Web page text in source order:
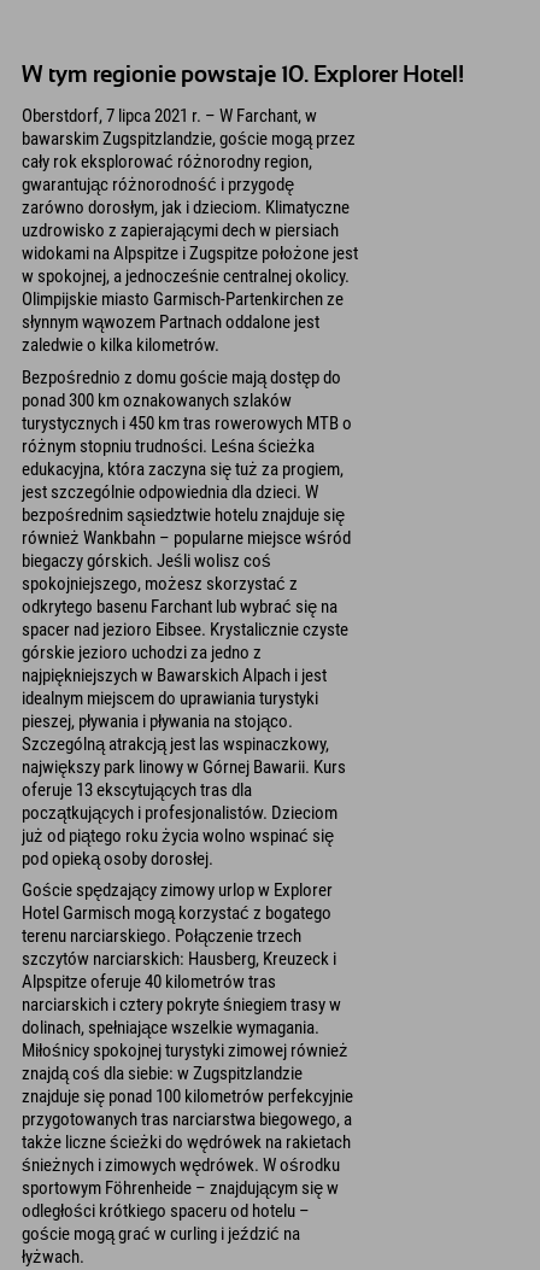
W tym regionie powstaje 10. Explorer Hotel!
Oberstdorf, 7 lipca 2021 r. – W Farchant, w
bawarskim Zugspitzlandzie, goście mogą przez
cały rok eksplorować różnorodny region,
gwarantując różnorodność i przygodę
zarówno dorosłym, jak i dzieciom. Klimatyczne
uzdrowisko z zapierającymi dech w piersiach
widokami na Alpspitze i Zugspitze położone jest
w spokojnej, a jednocześnie centralnej okolicy.
Olimpijskie miasto Garmisch-Partenkirchen ze
słynnym wąwozem Partnach oddalone jest
zaledwie o kilka kilometrów.
Bezpośrednio z domu goście mają dostęp do
ponad 300 km oznakowanych szlaków
turystycznych i 450 km tras rowerowych MTB o
różnym stopniu trudności. Leśna ścieżka
edukacyjna, która zaczyna się tuż za progiem,
jest szczególnie odpowiednia dla dzieci. W
bezpośrednim sąsiedztwie hotelu znajduje się
również Wankbahn – popularne miejsce wśród
biegaczy górskich. Jeśli wolisz coś
spokojniejszego, możesz skorzystać z
odkrytego basenu Farchant lub wybrać się na
spacer nad jezioro Eibsee. Krystalicznie czyste
górskie jezioro uchodzi za jedno z
najpiękniejszych w Bawarskich Alpach i jest
idealnym miejscem do uprawiania turystyki
pieszej, pływania i pływania na stojąco.
Szczególną atrakcją jest las wspinaczkowy,
największy park linowy w Górnej Bawarii. Kurs
oferuje 13 ekscytujących tras dla
początkujących i profesjonalistów. Dzieciom
już od piątego roku życia wolno wspinać się
pod opieką osoby dorosłej.
Goście spędzający zimowy urlop w Explorer
Hotel Garmisch mogą korzystać z bogatego
terenu narciarskiego. Połączenie trzech
szczytów narciarskich: Hausberg, Kreuzeck i
Alpspitze oferuje 40 kilometrów tras
narciarskich i cztery pokryte śniegiem trasy w
dolinach, spełniające wszelkie wymagania.
Miłośnicy spokojnej turystyki zimowej również
znajdą coś dla siebie: w Zugspitzlandzie
znajduje się ponad 100 kilometrów perfekcyjnie
przygotowanych tras narciarstwa biegowego, a
także liczne ścieżki do wędrówek na rakietach
śnieżnych i zimowych wędrówek. W ośrodku
sportowym Föhrenheide – znajdującym się w
odległości krótkiego spaceru od hotelu –
goście mogą grać w curling i jeździć na
łyżwach.